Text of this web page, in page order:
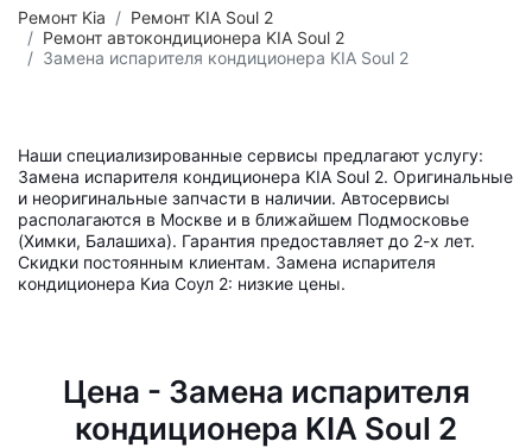
Ремонт Kia
Ремонт KIA Soul 2
Ремонт автокондиционера KIA Soul 2
Замена испарителя кондиционера KIA Soul 2
Наши специализированные сервисы предлагают услугу:
Замена испарителя кондиционера KIA Soul 2. Оригинальные
и неоригинальные запчасти в наличии. Автосервисы
располагаются в Москве и в ближайшем Подмосковье
(Химки, Балашиха). Гарантия предоставляет до 2-х лет.
Скидки постоянным клиентам. Замена испарителя
кондиционера Киа Соул 2: низкие цены.
Цена - Замена испарителя
кондиционера KIA Soul 2